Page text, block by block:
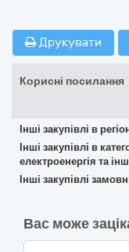
Друкувати
Корисні посилання
Інші закупівлі в
Інші закупівлі в
електроенергія та
Інші закупівлі
Вас може